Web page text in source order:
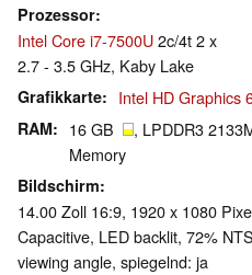
Prozessor
Intel Core i7-7500U2c/4t 2 x
2.7 - 3.5 GHz, Kaby Lake
Grafikkarte Intel HD Graphics
RAM 16 GB
, LPDDR3
Memory
Bildschirm
14.00 Zoll 16:9, 1920 x 1080
Capacitive, LED backlit, 72%
viewing angle, spiegelnd: ja